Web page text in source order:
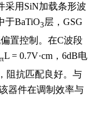
采用SiN加载条形波
于BaTiO3层，GSG
置控制。在C波段
πL = 0.7V·cm，6dB电
阻抗匹配良好。与
器件在调制效率与